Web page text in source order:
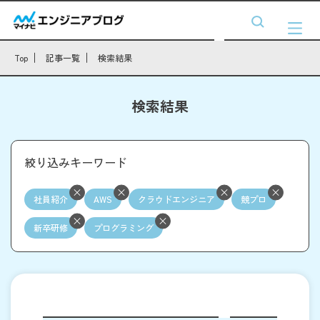
Top 記事一覧 検索結果
検索結果
絞り込みキーワード
社員紹介 AWS クラウドエンジニア 競プロ
新卒研修 プログラミング